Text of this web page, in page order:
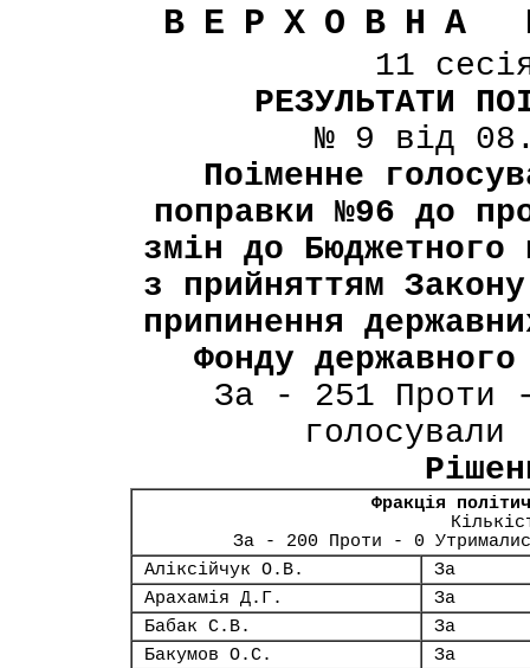
ВЕРХОВНА
11
РЕЗУЛЬТАТИ
№ 9 від
Поіменне
поправки №96 до
змін до
з прийняттям
припинення
Фонду
За - 251 Проти
Фракція
За - 200 Проти - 0
Аліксійчук О.В.
За
Арахамія Д.Г.
За
Бабак С.В.
За
Бакумов О.С.
За